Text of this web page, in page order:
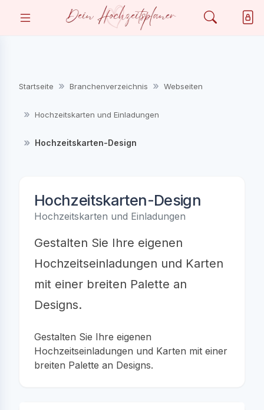
Startseite Branchenverzeichnis Webseiten
Hochzeitskarten und Einladungen
Hochzeitskarten-Design
Hochzeitskarten-Design
Hochzeitskarten und Einladungen
Gestalten Sie Ihre eigenen
Hochzeitseinladungen und Karten
mit einer breiten Palette an
Designs.
Gestalten Sie Ihre eigenen
Hochzeitseinladungen und Karten mit einer
breiten Palette an Designs.